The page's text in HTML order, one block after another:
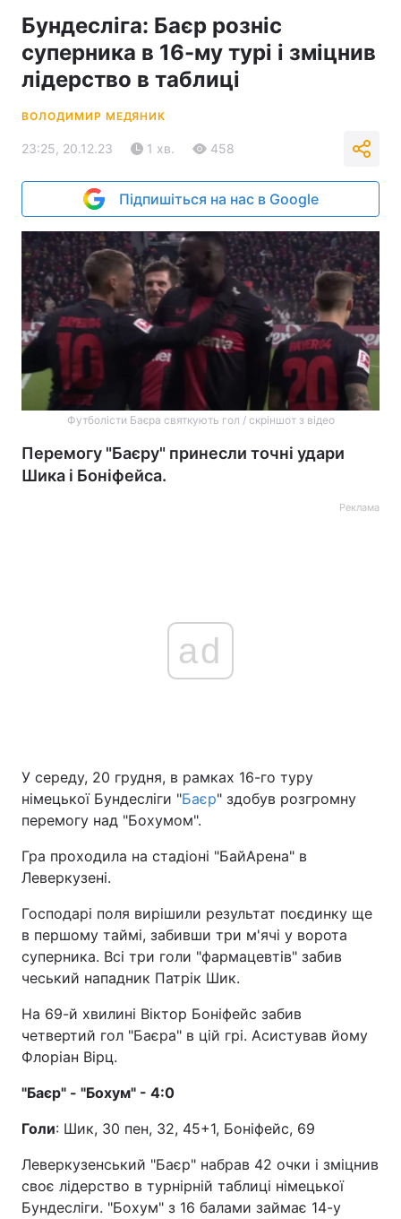
Бундесліга: Баєр розніс
суперника в 16-му турі і зміцнив
лідерство в таблиці
ВОЛОДИМИР МЕДЯНИК
23:25, 20.12.23 1 хв. 458
Підпишіться на нас в Google
Футболісти Баєра святкують гол / скріншот з відео
Перемогу "Баєру" принесли точні удари
Шика і Боніфейса.
Реклама
ad
У середу, 20 грудня, в рамках 16-го туру
німецької Бундесліги "Баєр" здобув розгромну
перемогу над "Бохумом".
Гра проходила на стадіоні "БайАрена" в
Леверкузені.
Господарі поля вирішили результат поєдинку ще
в першому таймі, забивши три м'ячі у ворота
суперника. Всі три голи "фармацевтів" забив
чеський нападник Патрік Шик.
На 69-й хвилині Віктор Боніфейс забив
четвертий гол "Баєра" в цій грі. Асистував йому
Флоріан Вірц.
"Баєр" - "Бохум" - 4:0
Голи: Шик, 30 пен, 32, 45+1, Боніфейс, 69
Леверкузенський "Баєр" набрав 42 очки і зміцнив
своє лідерство в турнірній таблиці німецької
Бундесліги. "Бохум" з 16 балами займає 14-у